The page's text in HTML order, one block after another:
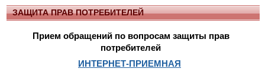
ЗАЩИТА ПРАВ ПОТРЕБИТЕЛЕЙ
Прием обращений по вопросам защиты прав
потребителей
ИНТЕРНЕТ-ПРИЕМНАЯ